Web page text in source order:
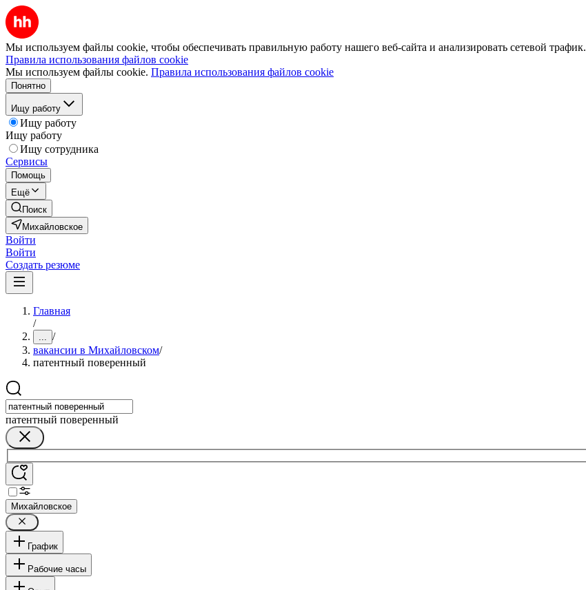
Мы используем файлы cookie, чтобы обеспечивать правильную работу нашего веб-сайта и анализировать сетевой трафик.
Правила использования файлов cookie
Мы используем файлы cookie. Правила использования файлов cookie
Понятно
Ищу работу
Ищу работу
Ищу работу
Ищу сотрудника
Сервисы
Помощь
Ещё
Поиск
Михайловское
Войти
Войти
Создать резюме
Главная
/
... /
вакансии в Михайловском/
патентный поверенный
патентный поверенный
Михайловское
График
Рабочие часы